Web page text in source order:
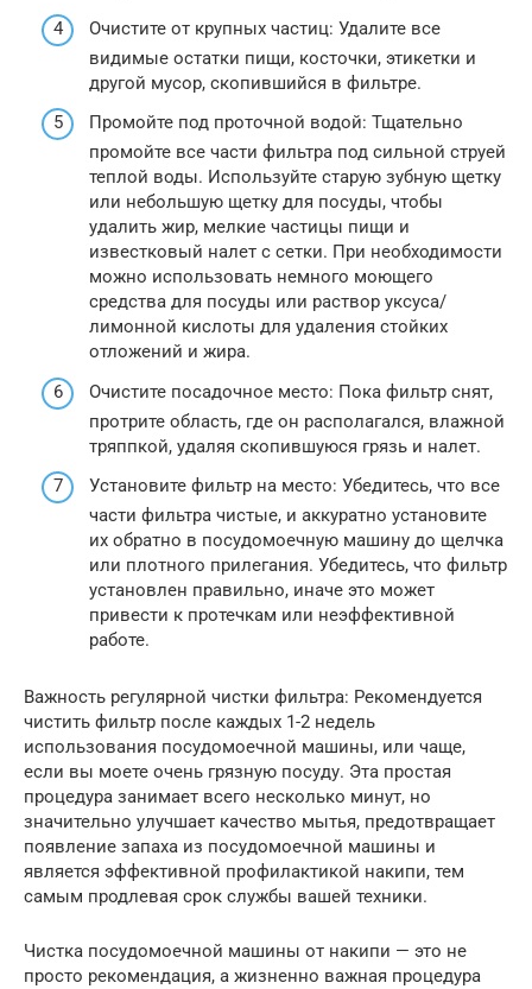
Очистите от крупных частиц: Удалите все
видимые остатки пищи, косточки, этикетки и
другой мусор, скопившийся в фильтре.
Промойте под проточной водой: Тщательно
промойте все части фильтра под сильной струей
теплой воды. Используйте старую зубную щетку
или небольшую щетку для посуды, чтобы
удалить жир, мелкие частицы пищи и
известковый налет с сетки. При необходимости
можно использовать немного моющего
средства для посуды или раствор уксуса/
лимонной кислоты для удаления стойких
отложений и жира.
Очистите посадочное место: Пока фильтр снят,
протрите область, где он располагался, влажной
тряппкой, удаляя скопившуюся грязь и налет.
Установите фильтр на место: Убедитесь, что все
части фильтра чистые, и аккуратно установите
их обратно в посудомоечную машину до щелчка
или плотного прилегания. Убедитесь, что фильтр
установлен правильно, иначе это может
привести к протечкам или неэффективной
работе.
Важность регулярной чистки фильтра: Рекомендуется
чистить фильтр после каждых 1-2 недель
использования посудомоечной машины, или чаще,
если вы моете очень грязную посуду. Эта простая
процедура занимает всего несколько минут, но
значительно улучшает качество мытья, предотвращает
появление запаха из посудомоечной машины и
является эффективной профилактикой накипи, тем
самым продлевая срок службы вашей техники.
Чистка посудомоечной машины от накипи — это не
просто рекомендация, а жизненно важная процедура